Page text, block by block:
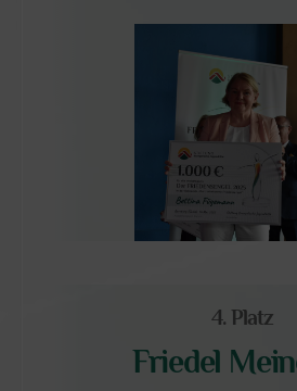
4. Platz
Friedel